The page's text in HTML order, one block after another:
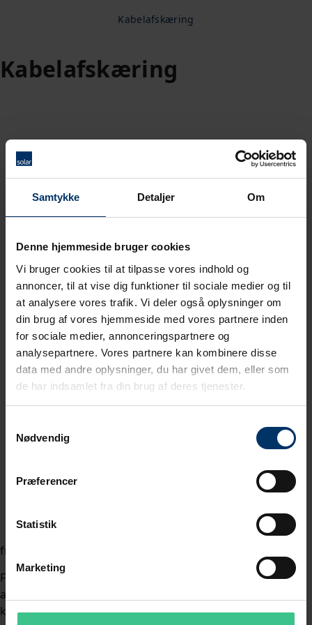
Samtykke Detaljer Om
Denne hjemmeside bruger cookies
Vi bruger cookies til at tilpasse vores indhold og
annoncer, til at vise dig funktioner til sociale medier og til
at analysere vores trafik. Vi deler også oplysninger om
din brug af vores hjemmeside med vores partnere inden
for sociale medier, annonceringspartnere og
analysepartnere. Vores partnere kan kombinere disse
data med andre oplysninger, du har givet dem, eller som
de har indsamlet fra din brug af deres tjenester.
Nødvendig
Præferencer
Statistik
Marketing
Kabelafskæring
Kabelafskæring
fredag den 20. december 2019
Fra 1. februar 2020 vil det være muligt at få leveret
afklippede kabellængder af alle vores lagerførte
kabelstørrelser.